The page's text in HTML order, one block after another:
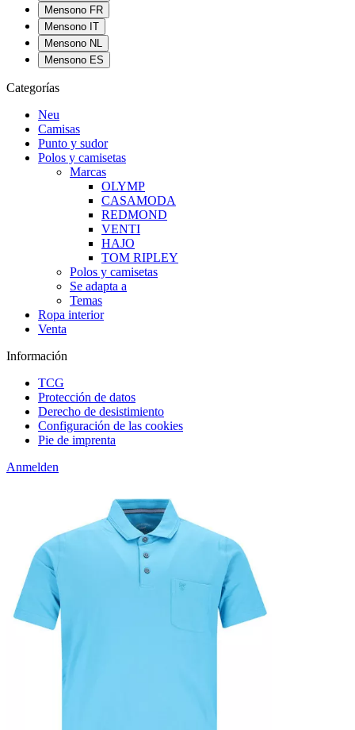
Mensono FR
Mensono IT
Mensono NL
Mensono ES
Categorías
Neu
Camisas
Punto y sudor
Polos y camisetas
Marcas
OLYMP
CASAMODA
REDMOND
VENTI
HAJO
TOM RIPLEY
Polos y camisetas
Se adapta a
Temas
Ropa interior
Venta
Información
TCG
Protección de datos
Derecho de desistimiento
Configuración de las cookies
Pie de imprenta
Anmelden